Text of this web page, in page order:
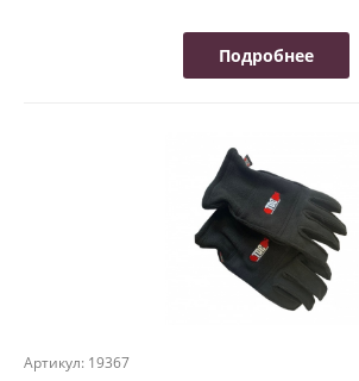
Подробнее
Артикул: 19367